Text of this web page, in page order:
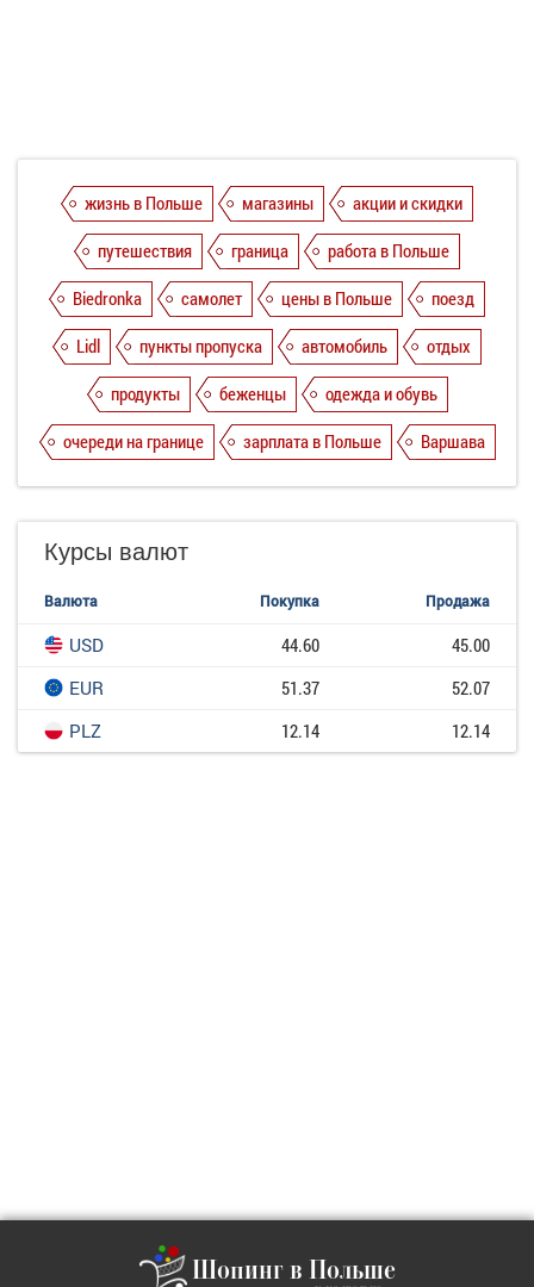
жизнь в Польше магазины
акции и скидки
путешествия
граница
работа в Польше
Biedronka
самолет цены в Польше
поезд
Lidl
пункты пропуска автомобиль
отдых
продукты
беженцы
одежда и обувь
очереди на границе
зарплата в Польше Варшава
Курсы валют
Валюта Покупка Продажа
USD 44.60
45.00
EUR
51.37
52.07
PLZ
12.14 12.14
Шопинг в Польше